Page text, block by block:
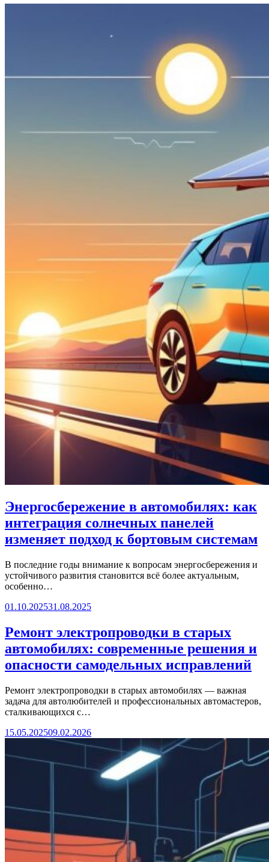
Энергосбережение в автомобилях: как
интеграция солнечных панелей
изменяет подход к бортовым системам
В последние годы внимание к вопросам энергосбережения и
устойчивого развития становится всё более актуальным,
особенно…
01.10.202531.08.2025
Ремонт электропроводки в старых
автомобилях: современные решения и
опасности самодельных исправлений
Ремонт электропроводки в старых автомобилях — важная
задача для автолюбителей и профессиональных автомастеров,
сталкивающихся с…
15.05.202509.02.2026